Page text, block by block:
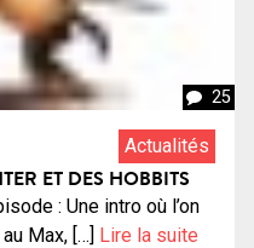
25
Actualités
ET DES HOBBITS
: Une intro où l’on
Max, […] Lire la suite